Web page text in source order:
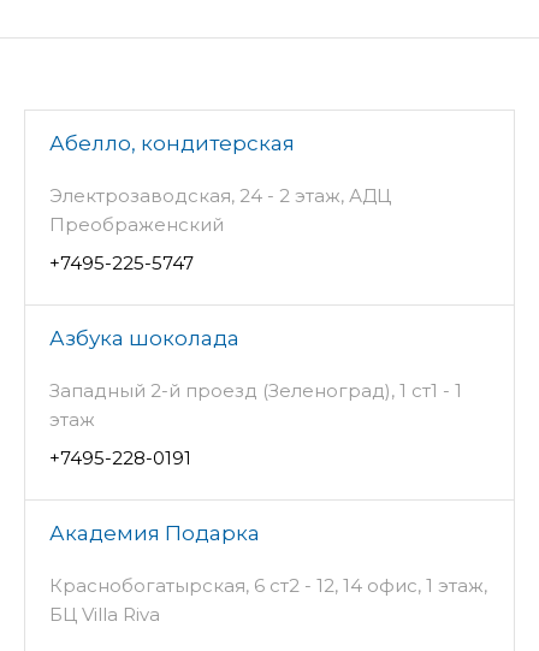
Абелло, кондитерская
Электрозаводская, 24 - 2 этаж, АДЦ
Преображенский
+7495-225-5747
Азбука шоколада
Западный 2-й проезд (Зеленоград), 1 ст1 - 1
этаж
+7495-228-0191
Академия Подарка
Краснобогатырская, 6 ст2 - 12, 14 офис, 1 этаж,
БЦ Villa Riva